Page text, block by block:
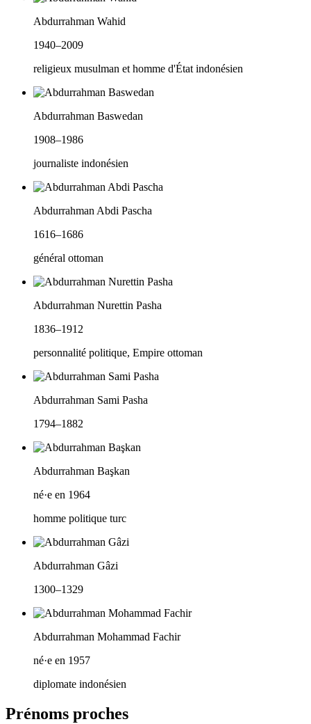
Abdurrahman Wahid
1940–2009
religieux musulman et homme d'État indonésien
Abdurrahman Baswedan
1908–1986
journaliste indonésien
Abdurrahman Abdi Pascha
1616–1686
général ottoman
Abdurrahman Nurettin Pasha
1836–1912
personnalité politique, Empire ottoman
Abdurrahman Sami Pasha
1794–1882
Abdurrahman Başkan
né·e en 1964
homme politique turc
Abdurrahman Gâzi
1300–1329
Abdurrahman Mohammad Fachir
né·e en 1957
diplomate indonésien
Prénoms proches